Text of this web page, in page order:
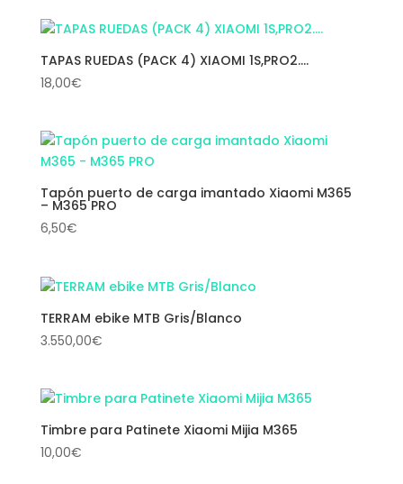
TAPAS RUEDAS (PACK 4) XIAOMI 1S,PRO2….
18,00€
Tapón puerto de carga imantado Xiaomi M365
– M365 PRO
6,50€
TERRAM ebike MTB Gris/Blanco
3.550,00€
Timbre para Patinete Xiaomi Mijia M365
10,00€